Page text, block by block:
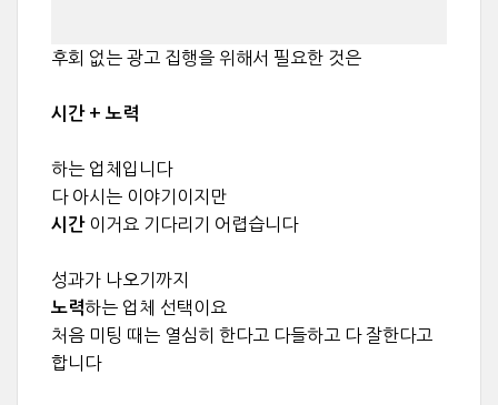
후회 없는 광고 집행을 위해서 필요한 것은
시간 + 노력
하는 업체입니다
다 아시는 이야기이지만
시간이거요 기다리기 어렵습니다
성과가 나오기까지
노력하는 업체 선택이요
처음 미팅 때는 열심히 한다고 다들하고 다 잘한다고
합니다